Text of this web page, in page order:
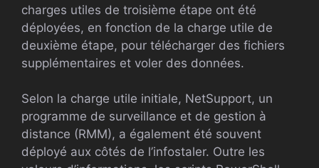
charges utiles de troisième étape ont été
déployées, en fonction de la charge utile de
deuxième étape, pour télécharger des fichiers
supplémentaires et voler des données.
Selon la charge utile initiale, NetSupport, un
programme de surveillance et de gestion à
distance (RMM), a également été souvent
déployé aux côtés de l’infostaler. Outre les